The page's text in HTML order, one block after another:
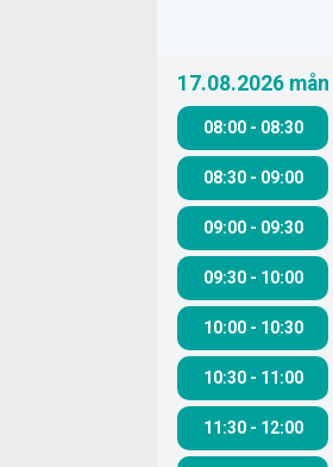
17.08.2026 mån
08:00- 08:30
08:30- 09:00
09:00- 09:30
09:30- 10:00
10:00- 10:30
10:30- 11:00
11:30- 12:00